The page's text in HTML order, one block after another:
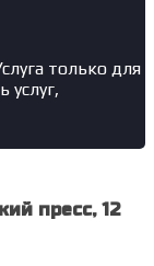
только для
услуг,
пресс, 12